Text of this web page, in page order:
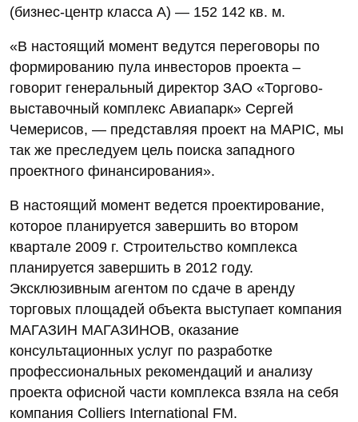
(бизнес-центр класса A) — 152 142 кв. м.
«В настоящий момент ведутся переговоры по
формированию пула инвесторов проекта –
говорит генеральный директор ЗАО «Торгово-
выставочный комплекс Авиапарк» Сергей
Чемерисов, — представляя проект на MAPIC, мы
так же преследуем цель поиска западного
проектного финансирования».
В настоящий момент ведется проектирование,
которое планируется завершить во втором
квартале 2009 г. Строительство комплекса
планируется завершить в 2012 году.
Эксклюзивным агентом по сдаче в аренду
торговых площадей объекта выступает компания
МАГАЗИН МАГАЗИНОВ, оказание
консультационных услуг по разработке
профессиональных рекомендаций и анализу
проекта офисной части комплекса взяла на себя
компания Colliers International FM.